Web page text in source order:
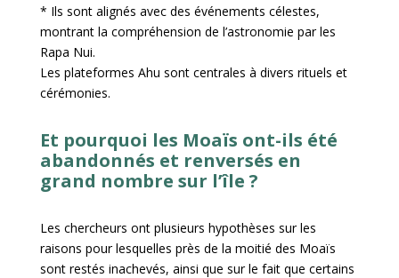
* Ils sont alignés avec des événements célestes,
montrant la compréhension de l’astronomie par les
Rapa Nui.
Les plateformes Ahu sont centrales à divers rituels et
cérémonies.
Et pourquoi les Moaïs ont-ils été
abandonnés et renversés en
grand nombre sur l’île ?
Les chercheurs ont plusieurs hypothèses sur les
raisons pour lesquelles près de la moitié des Moaïs
sont restés inachevés, ainsi que sur le fait que certains